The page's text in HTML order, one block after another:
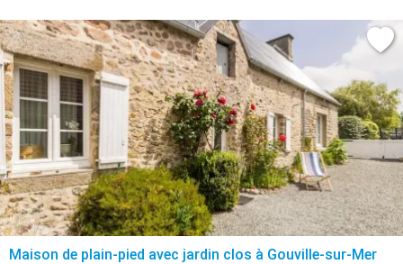
Maison de plain-pied avec jardin clos à Gouville-sur-Mer